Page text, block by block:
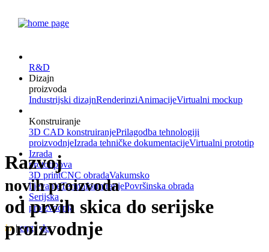
R&D
Dizajn
proizvoda
Industrijski dizajnRenderinziAnimacijeVirtualni mockup
Konstruiranje
3D CAD konstruiranjePrilagodba tehnologiji
proizvodnjeIzrada tehničke dokumentacijeVirtualni prototip
Izrada
prototipova
3D printCNC obradaVakumsko
lijevanjeTermoformiranjePovršinska obrada
Serijska
proizvodnja
hr|eng|de
Razvoj
novih proizvoda
od prvih skica do serijske
proizvodnje